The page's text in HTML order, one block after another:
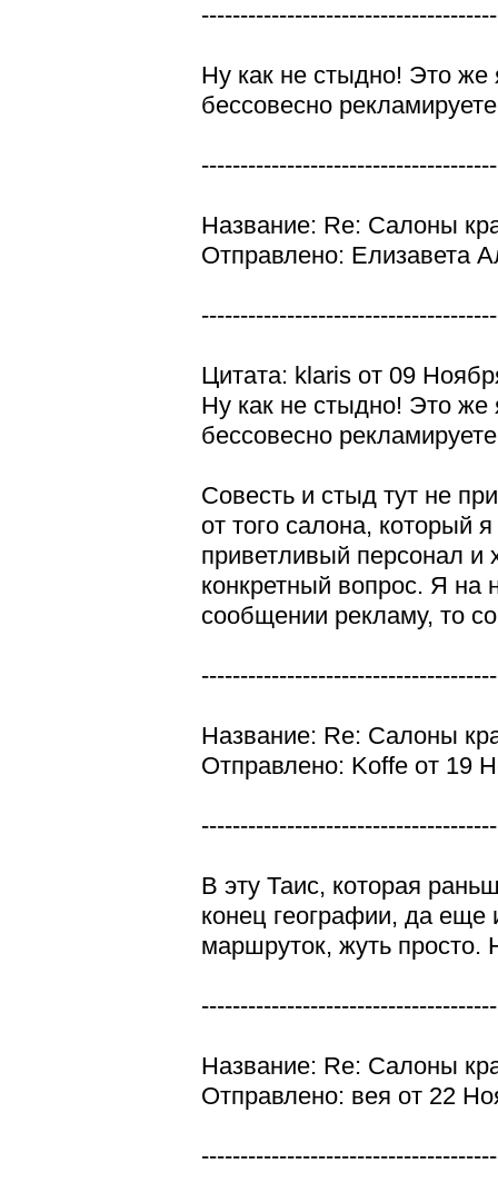
Ну как не стыдно! Это
бессовесно
Название: Re: Салоны
Отправлено: Елизавета
Цитата: klaris от 09
Ну как не стыдно! Это
бессовесно
Совесть и стыд тут не
от того салона, который
приветливый персонал
конкретный вопрос. Я на
сообщении рекламу, то
Название: Re: Салоны
Отправлено: Koffe от 19
В эту Таис, которая
конец географии, да еще
маршруток, жуть просто.
Название: Re: Салоны
Отправлено: вея от 22